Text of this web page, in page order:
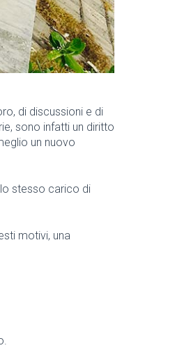
di discussioni e di
sono infatti un diritto
un nuovo
stesso carico di
motivi, una